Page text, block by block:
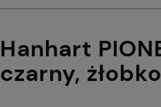
Hanhart
czarny,